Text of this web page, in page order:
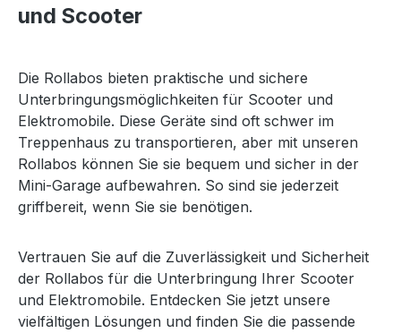
und Scooter
Die Rollabos bieten praktische und sichere
Unterbringungsmöglichkeiten für Scooter und
Elektromobile. Diese Geräte sind oft schwer im
Treppenhaus zu transportieren, aber mit unseren
Rollabos können Sie sie bequem und sicher in der
Mini-Garage aufbewahren. So sind sie jederzeit
griffbereit, wenn Sie sie benötigen.
Vertrauen Sie auf die Zuverlässigkeit und Sicherheit
der Rollabos für die Unterbringung Ihrer Scooter
und Elektromobile. Entdecken Sie jetzt unsere
vielfältigen Lösungen und finden Sie die passende